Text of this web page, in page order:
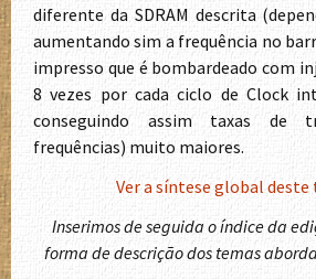
diferente da SDRAM descrita
aumentando sim a frequência no
impresso que é bombardeado com
8 vezes por cada ciclo de Clock
conseguindo assim taxas de
frequências) muito maiores.
Ver a síntese global
Inserimos de seguida o índice da
forma de descrição dos temas